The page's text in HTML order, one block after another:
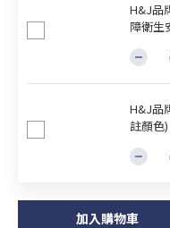
H&J品
障衛生
H&J品
註顏色)
加入購物車